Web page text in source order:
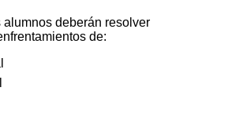
alumnos deberán resolver
de: